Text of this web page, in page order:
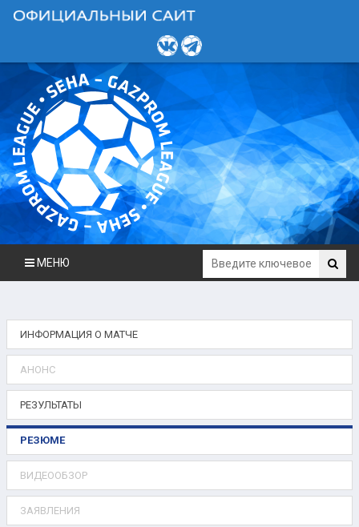
МЕНЮ
ИНФОРМАЦИЯ О МАТЧЕ
АНОНС
РЕЗУЛЬТАТЫ
РЕЗЮМЕ
ВИДЕООБЗОР
ЗАЯВЛЕНИЯ